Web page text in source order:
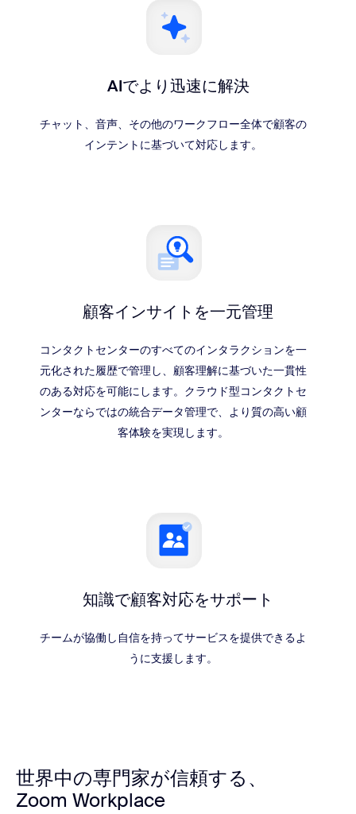
AIでより迅速に解決
チャット、音声、その他のワークフロー全体で顧客の
インテントに基づいて対応します。
顧客インサイトを一元管理
コンタクトセンターのすべてのインタラクションを一
元化された履歴で管理し、顧客理解に基づいた一貫性
のある対応を可能にします。クラウド型コンタクトセ
ンターならではの統合データ管理で、より質の高い顧
客体験を実現します。
知識で顧客対応をサポート
チームが協働し自信を持ってサービスを提供できるよ
うに支援します。
世界中の専門家が信頼する、
Zoom Workplace